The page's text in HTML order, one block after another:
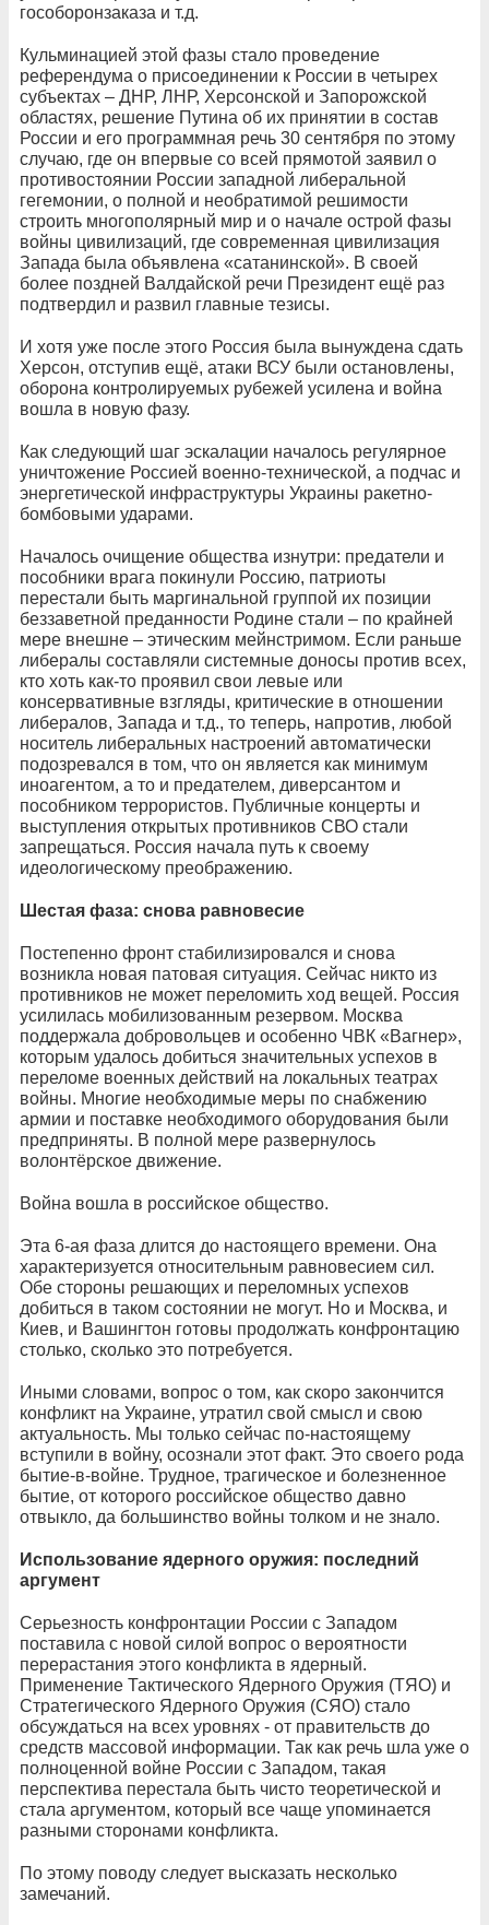
гособоронзаказа и т.д.
Кульминацией этой фазы стало проведение
референдума о присоединении к России в четырех
субъектах – ДНР, ЛНР, Херсонской и Запорожской
областях, решение Путина об их принятии в состав
России и его программная речь 30 сентября по этому
случаю, где он впервые со всей прямотой заявил о
противостоянии России западной либеральной
гегемонии, о полной и необратимой решимости
строить многополярный мир и о начале острой фазы
войны цивилизаций, где современная цивилизация
Запада была объявлена «сатанинской». В своей
более поздней Валдайской речи Президент ещё раз
подтвердил и развил главные тезисы.
И хотя уже после этого Россия была вынуждена сдать
Херсон, отступив ещё, атаки ВСУ были остановлены,
оборона контролируемых рубежей усилена и война
вошла в новую фазу.
Как следующий шаг эскалации началось регулярное
уничтожение Россией военно-технической, а подчас и
энергетической инфраструктуры Украины ракетно-
бомбовыми ударами.
Началось очищение общества изнутри: предатели и
пособники врага покинули Россию, патриоты
перестали быть маргинальной группой их позиции
беззаветной преданности Родине стали – по крайней
мере внешне – этическим мейнстримом. Если раньше
либералы составляли системные доносы против всех,
кто хоть как-то проявил свои левые или
консервативные взгляды, критические в отношении
либералов, Запада и т.д., то теперь, напротив, любой
носитель либеральных настроений автоматически
подозревался в том, что он является как минимум
иноагентом, а то и предателем, диверсантом и
пособником террористов. Публичные концерты и
выступления открытых противников СВО стали
запрещаться. Россия начала путь к своему
идеологическому преображению.
Шестая фаза: снова равновесие
Постепенно фронт стабилизировался и снова
возникла новая патовая ситуация. Сейчас никто из
противников не может переломить ход вещей. Россия
усилилась мобилизованным резервом. Москва
поддержала добровольцев и особенно ЧВК «Вагнер»,
которым удалось добиться значительных успехов в
переломе военных действий на локальных театрах
войны. Многие необходимые меры по снабжению
армии и поставке необходимого оборудования были
предприняты. В полной мере развернулось
волонтёрское движение.
Война вошла в российское общество.
Эта 6-ая фаза длится до настоящего времени. Она
характеризуется относительным равновесием сил.
Обе стороны решающих и переломных успехов
добиться в таком состоянии не могут. Но и Москва, и
Киев, и Вашингтон готовы продолжать конфронтацию
столько, сколько это потребуется.
Иными словами, вопрос о том, как скоро закончится
конфликт на Украине, утратил свой смысл и свою
актуальность. Мы только сейчас по-настоящему
вступили в войну, осознали этот факт. Это своего рода
бытие-в-войне. Трудное, трагическое и болезненное
бытие, от которого российское общество давно
отвыкло, да большинство войны толком и не знало.
Использование ядерного оружия: последний
аргумент
Серьезность конфронтации России с Западом
поставила с новой силой вопрос о вероятности
перерастания этого конфликта в ядерный.
Применение Тактического Ядерного Оружия (ТЯО) и
Стратегического Ядерного Оружия (СЯО) стало
обсуждаться на всех уровнях - от правительств до
средств массовой информации. Так как речь шла уже о
полноценной войне России с Западом, такая
перспектива перестала быть чисто теоретической и
стала аргументом, который все чаще упоминается
разными сторонами конфликта.
По этому поводу следует высказать несколько
замечаний.